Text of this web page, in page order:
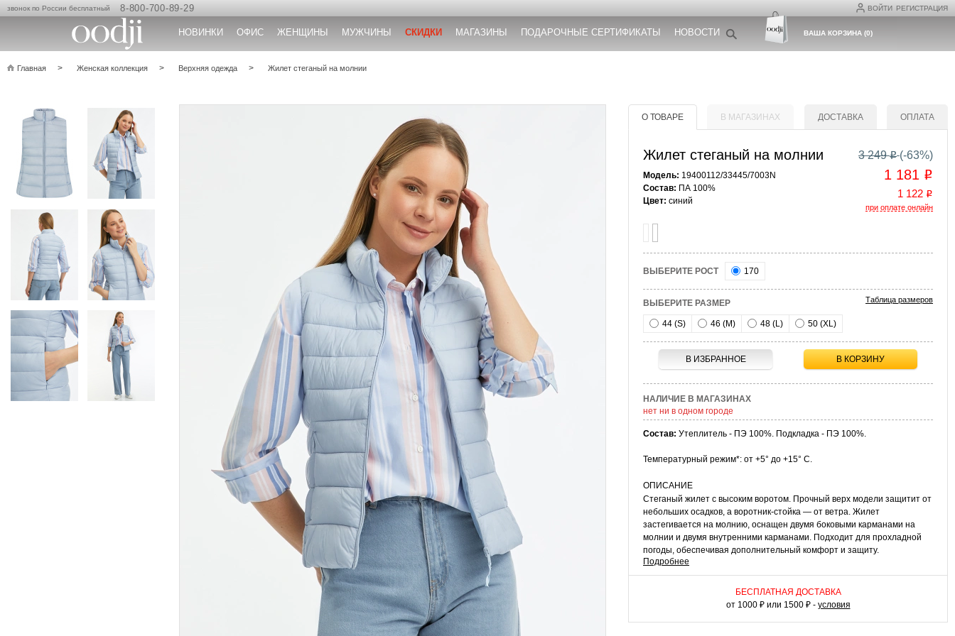
ВОЙТИ РЕГИСТРАЦИЯ
звонок по России бесплатный 8-800-700-89-29
НОВИНКИ ОФИС ЖЕНЩИНЫ МУЖЧИНЫ СКИДКИ МАГАЗИНЫ ПОДАРОЧНЫЕ СЕРТИФИКАТЫ НОВОСТИ ВАША КОРЗИНА(0)
Главная Женская коллекция Верхняя одежда Жилет стеганый на молнии
О ТОВАРЕ В МАГАЗИНАХ ДОСТАВКА ОПЛАТА
Жилет стеганый на молнии
Модель: 19400112/33445/7003N
Состав: ПА 100%
Цвет: синий
3 249o (-63%)
1 181 o
1 122 o
при оплате онлайн
ВЫБЕРИТЕ РОСТ 170
ВЫБЕРИТЕ РАЗМЕР Таблица размеров
44 (S) 46 (M) 48 (L) 50 (XL)
В ИЗБРАННОЕ В КОРЗИНУ
НАЛИЧИЕ В МАГАЗИНАХ
нет ни в одном городе
Состав: Утеплитель - ПЭ 100%. Подкладка - ПЭ 100%.
Температурный режим*: от +5° до +15° C.
ОПИСАНИЕ
Стеганый жилет с высоким воротом. Прочный верх модели защитит от
небольших осадков, а воротник-стойка — от ветра. Жилет
застегивается на молнию, оснащен двумя боковыми карманами на
молнии и двумя внутренними карманами. Подходит для прохладной
погоды, обеспечивая дополнительный комфорт и защиту.
КАК НОСИТЬ
Жилет отлично комбинируется с джинсами, спортивными брюками и
брюками-чинос. Дополните образ свитшотом, худи или базовой
Подробнее
БЕСПЛАТНАЯ ДОСТАВКА
от 1000 ₽ или 1500 ₽ - условия